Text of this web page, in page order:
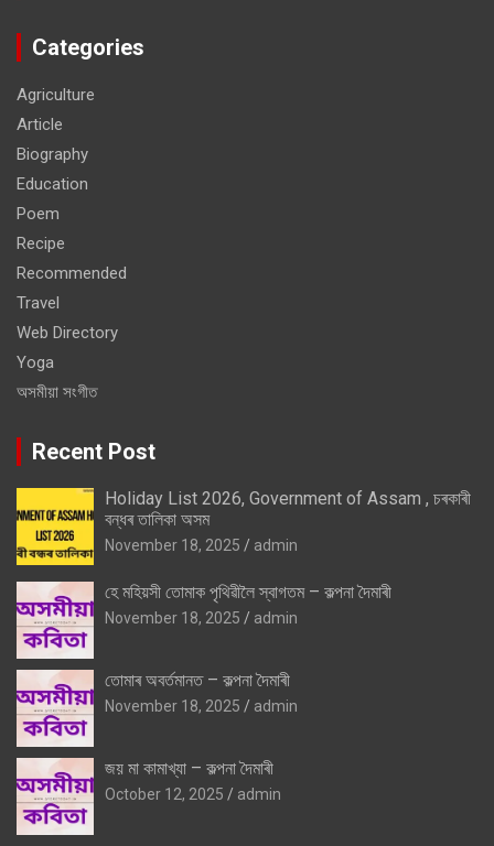
Categories
Agriculture
Article
Biography
Education
Poem
Recipe
Recommended
Travel
Web Directory
Yoga
অসমীয়া সংগীত
Recent Post
Holiday List 2026, Government of Assam , চৰকাৰী
বন্ধৰ তালিকা অসম
November 18, 2025 admin
হে মহিয়সী তোমাক পৃথিৱীলৈ স্বাগতম – কল্পনা দৈমাৰী
November 18, 2025 admin
তোমাৰ অবৰ্তমানত – কল্পনা দৈমাৰী
November 18, 2025 admin
জয় মা কামাখ্যা – কল্পনা দৈমাৰী
October 12, 2025 admin